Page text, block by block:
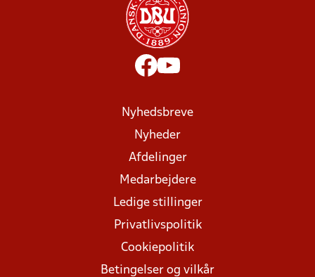
Nyhedsbreve
Nyheder
Afdelinger
Medarbejdere
Ledige stillinger
Privatlivspolitik
Cookiepolitik
Betingelser og vilkår